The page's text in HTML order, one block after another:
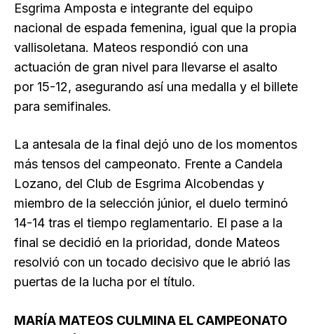
Esgrima Amposta e integrante del equipo
nacional de espada femenina, igual que la propia
vallisoletana. Mateos respondió con una
actuación de gran nivel para llevarse el asalto
por 15-12, asegurando así una medalla y el billete
para semifinales.
La antesala de la final dejó uno de los momentos
más tensos del campeonato. Frente a Candela
Lozano, del Club de Esgrima Alcobendas y
miembro de la selección júnior, el duelo terminó
14-14 tras el tiempo reglamentario. El pase a la
final se decidió en la prioridad, donde Mateos
resolvió con un tocado decisivo que le abrió las
puertas de la lucha por el título.
MARÍA MATEOS CULMINA EL CAMPEONATO